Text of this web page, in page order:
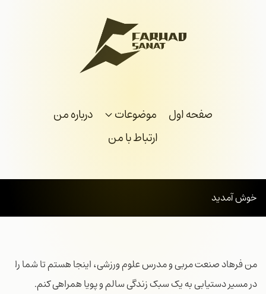
صفحه اول موضوعات
درباره من
ارتباط با من
خوش آمدید
من فرهاد صنعت مربی و مدرس علوم ورزشی، اینجا هستم تا شما را
در مسیر دستیابی به یک سبک زندگی سالم و پویا همراهی کنم.